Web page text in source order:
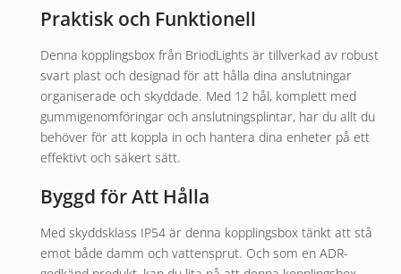
Praktisk och Funktionell
Denna kopplingsbox från BriodLights är tillverkad av robust
svart plast och designad för att hålla dina anslutningar
organiserade och skyddade. Med 12 hål, komplett med
gummigenomföringar och anslutningsplintar, har du allt du
behöver för att koppla in och hantera dina enheter på ett
effektivt och säkert sätt.
Byggd för Att Hålla
Med skyddsklass IP54 är denna kopplingsbox tänkt att stå
emot både damm och vattensprut. Och som en ADR-